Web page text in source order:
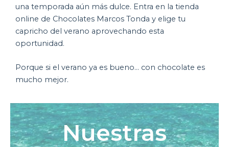
una temporada aún más dulce. Entra en la tienda
online de Chocolates Marcos Tonda y elige tu
capricho del verano aprovechando esta
oportunidad.
Porque si el verano ya es bueno… con chocolate es
mucho mejor.
Nuestras